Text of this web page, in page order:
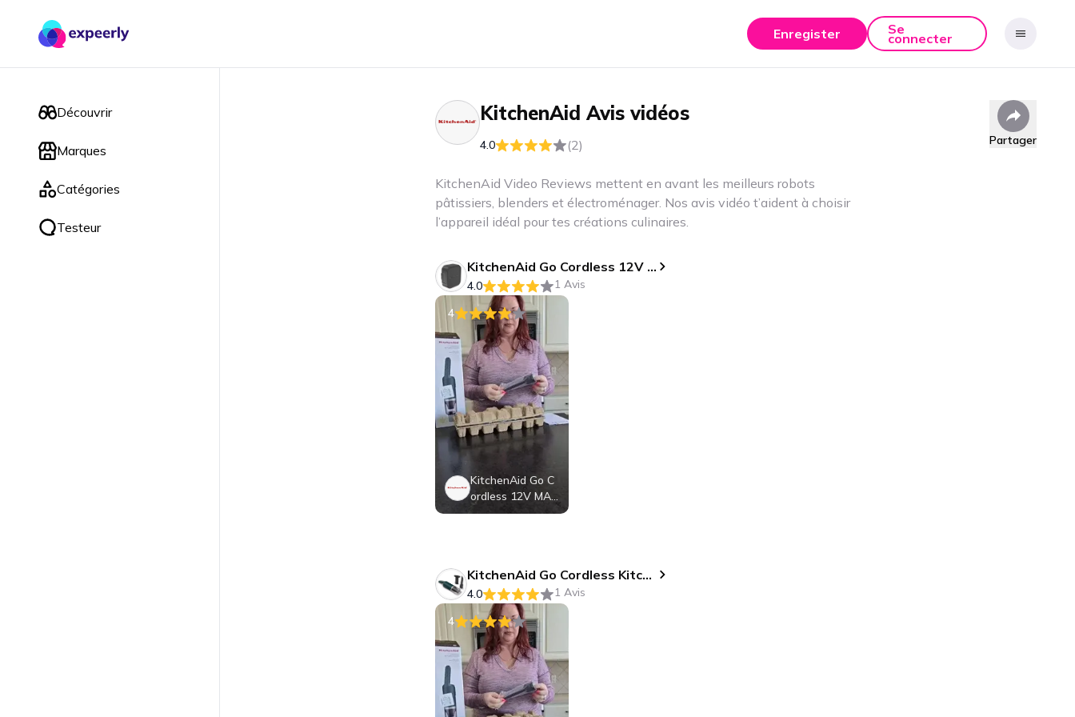
Enregister Se
connecter
Découvrir
Marques
Catégories
Testeur
KitchenAid Avis vidéos
4.0 (2) Partager
KitchenAid Video Reviews mettent en avant les meilleurs robots
pâtissiers, blenders et électroménager. Nos avis vidéo t’aident à choisir
l’appareil idéal pour tes créations culinaires.
KitchenAid Go Cordless 12V MAX Lithium Ion Battery KRB12: Model KRB12, Rechargeable Power Tool Battery, Black
4.0
1 Avis
4
KitchenAid Go C
ordless 12V MAX
Lithium Ion Batt
l Battery, Black
KitchenAid Go Cordless Kitchen Vacuum - battery sold separately - Hearth & Hand™ with Magnolia: Handheld Dustbuster
4.0
1 Avis
4